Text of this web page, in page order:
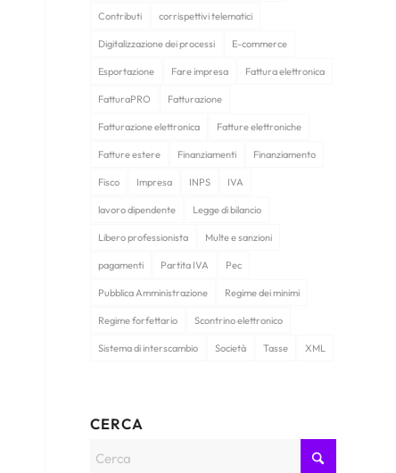
Contributi corrispettivi telematici
Digitalizzazione dei processi E-commerce
Esportazione Fare impresa Fattura elettronica
FatturaPRO Fatturazione
Fatturazione elettronica Fatture elettroniche
Fatture estere Finanziamenti Finanziamento
Fisco Impresa INPS IVA
lavoro dipendente Legge di bilancio
Libero professionista Multe e sanzioni
pagamenti Partita IVA Pec
Pubblica Amministrazione Regime dei minimi
Regime forfettario Scontrino elettronico
Sistema di interscambio Società Tasse XML
CERCA